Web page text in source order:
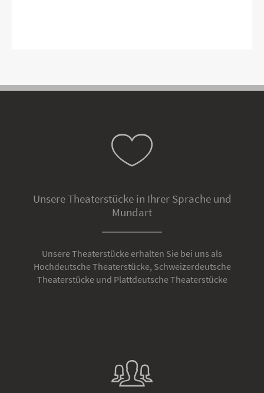
Unsere Theaterstücke in Ihrer Sprache und
Mundart
Unsere Theaterstücke erhalten Sie bei uns als
Hochdeutsche Theaterstücke, Schweizerdeutsche
Theaterstücke und Plattdeutsche Theaterstücke